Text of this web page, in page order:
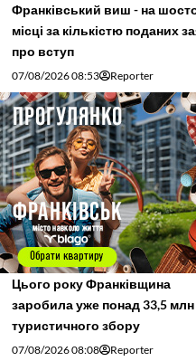
Франківський виш - на
місці за кількістю поданих
про вступ
07/08/2026 08:53 Reporter
Цього року Франківщина
заробила уже понад 33,5 млн
туристичного збору
07/08/2026 08:08 Reporter